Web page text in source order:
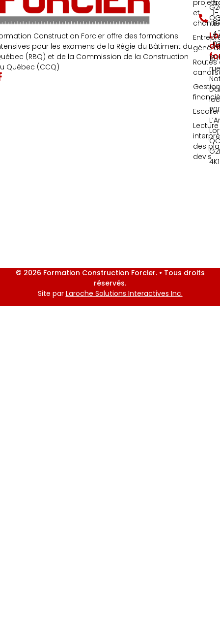
Construction Forcier offre des formations
pour les examens de la Régie du Bâtiment du
(RBQ) et de la Commission de la Construction
Québec (CCQ)
rue
4K1
1-
projets
et
général
Routes
des
devis
© 2026 Formation Construction Forcier. • Tous droits
réservés.
Site par Laroche Solutions Interactives Inc.